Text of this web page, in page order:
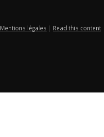
Mentions légales | Read this content